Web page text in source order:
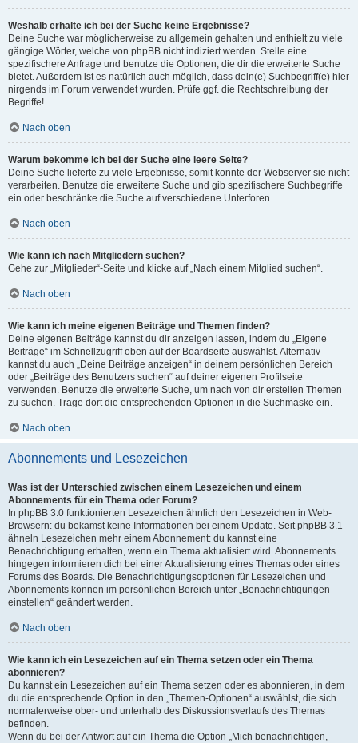
Weshalb erhalte ich bei der Suche keine Ergebnisse?
Deine Suche war möglicherweise zu allgemein gehalten und enthielt zu viele
gängige Wörter, welche von phpBB nicht indiziert werden. Stelle eine
spezifischere Anfrage und benutze die Optionen, die dir die erweiterte Suche
bietet. Außerdem ist es natürlich auch möglich, dass dein(e) Suchbegriff(e) hier
nirgends im Forum verwendet wurden. Prüfe ggf. die Rechtschreibung der
Begriffe!
Nach oben
Warum bekomme ich bei der Suche eine leere Seite?
Deine Suche lieferte zu viele Ergebnisse, somit konnte der Webserver sie nicht
verarbeiten. Benutze die erweiterte Suche und gib spezifischere Suchbegriffe
ein oder beschränke die Suche auf verschiedene Unterforen.
Nach oben
Wie kann ich nach Mitgliedern suchen?
Gehe zur „Mitglieder“-Seite und klicke auf „Nach einem Mitglied suchen“.
Nach oben
Wie kann ich meine eigenen Beiträge und Themen finden?
Deine eigenen Beiträge kannst du dir anzeigen lassen, indem du „Eigene
Beiträge“ im Schnellzugriff oben auf der Boardseite auswählst. Alternativ
kannst du auch „Deine Beiträge anzeigen“ in deinem persönlichen Bereich
oder „Beiträge des Benutzers suchen“ auf deiner eigenen Profilseite
verwenden. Benutze die erweiterte Suche, um nach von dir erstellen Themen
zu suchen. Trage dort die entsprechenden Optionen in die Suchmaske ein.
Nach oben
Abonnements und Lesezeichen
Was ist der Unterschied zwischen einem Lesezeichen und einem
Abonnements für ein Thema oder Forum?
In phpBB 3.0 funktionierten Lesezeichen ähnlich den Lesezeichen in Web-
Browsern: du bekamst keine Informationen bei einem Update. Seit phpBB 3.1
ähneln Lesezeichen mehr einem Abonnement: du kannst eine
Benachrichtigung erhalten, wenn ein Thema aktualisiert wird. Abonnements
hingegen informieren dich bei einer Aktualisierung eines Themas oder eines
Forums des Boards. Die Benachrichtigungsoptionen für Lesezeichen und
Abonnements können im persönlichen Bereich unter „Benachrichtigungen
einstellen“ geändert werden.
Nach oben
Wie kann ich ein Lesezeichen auf ein Thema setzen oder ein Thema
abonnieren?
Du kannst ein Lesezeichen auf ein Thema setzen oder es abonnieren, in dem
du die entsprechende Option in den „Themen-Optionen“ auswählst, die sich
normalerweise ober- und unterhalb des Diskussionsverlaufs des Themas
befinden.
Wenn du bei der Antwort auf ein Thema die Option „Mich benachrichtigen,